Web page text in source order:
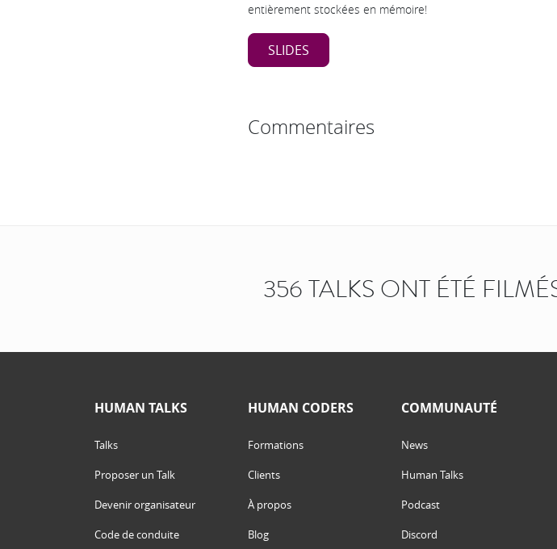
entièrement stockées en mémoire!
SLIDES
Commentaires
356 TALKS ONT ÉTÉ
HUMAN TALKS
Talks
Proposer un Talk
Devenir organisateur
Code de conduite
HUMAN CODERS
Formations
Clients
À propos
Blog
COMMUNAUTÉ
News
Human Talks
Podcast
Discord